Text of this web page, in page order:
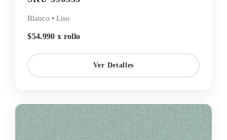
Blanco • Liso
$54.990 x rollo
Ver Detalles